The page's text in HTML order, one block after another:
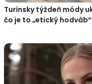
Turínsky týždeň módy
čo je to „etický